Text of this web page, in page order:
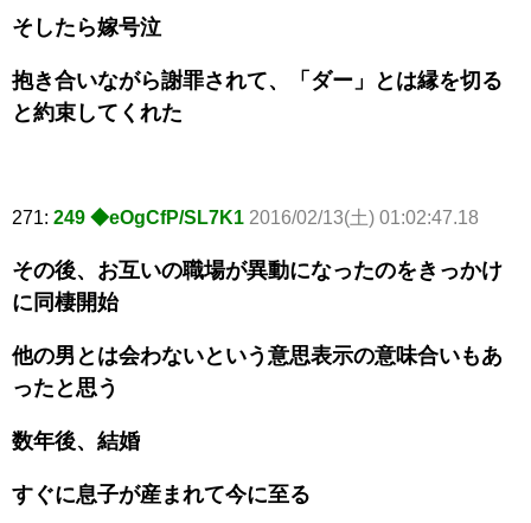
そしたら嫁号泣
抱き合いながら謝罪されて、「ダー」とは縁を切る
と約束してくれた
271: 249 ◆eOgCfP/SL7K1 2016/02/13(土) 01:02:47.18
その後、お互いの職場が異動になったのをきっかけ
に同棲開始
他の男とは会わないという意思表示の意味合いもあ
ったと思う
数年後、結婚
すぐに息子が産まれて今に至る